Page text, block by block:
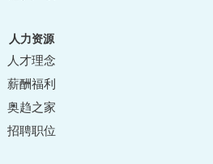
人力资源
人才理念
薪酬福利
奥趋之家
招聘职位